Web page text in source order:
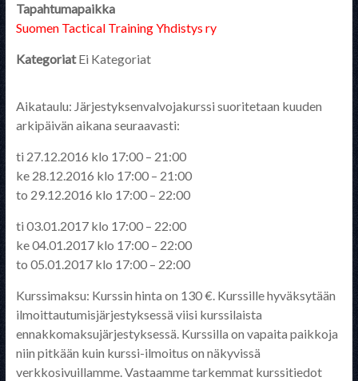
Tapahtumapaikka
Suomen Tactical Training Yhdistys ry
KategoriatEi Kategoriat
Aikataulu: Järjestyksenvalvojakurssi suoritetaan kuuden
arkipäivän aikana seuraavasti:
ti 27.12.2016 klo 17:00 – 21:00
ke 28.12.2016 klo 17:00 – 21:00
to 29.12.2016 klo 17:00 – 22:00
ti 03.01.2017 klo 17:00 – 22:00
ke 04.01.2017 klo 17:00 – 22:00
to 05.01.2017 klo 17:00 – 22:00
Kurssimaksu: Kurssin hinta on 130 €. Kurssille hyväksytään
ilmoittautumisjärjestyksessä viisi kurssilaista
ennakkomaksujärjestyksessä. Kurssilla on vapaita paikkoja
niin pitkään kuin kurssi-ilmoitus on näkyvissä
verkkosivuillamme. Vastaamme tarkemmat kurssitiedot